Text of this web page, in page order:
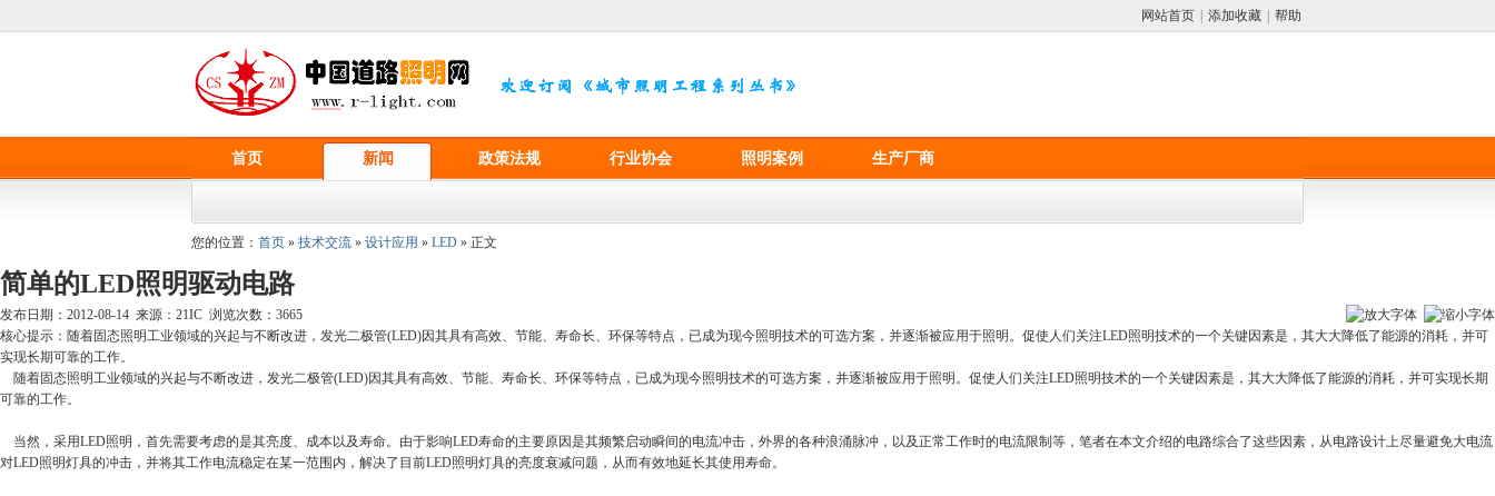
网站首页 添加收藏 帮助
首页 新闻 政策法规 行业协会 照明案例 生产厂商
您的位置： 首页 » 技术交流 » 设计应用 » LED » 正文
简单的LED照明驱动电路
发布日期：2012-08-14 来源：21IC 浏览次数： 3665
核心提示：随着固态照明工业领域的兴起与不断改进，发光二极管(LED)因其具有高效、节能、寿命长、环保等特点，已成为现今照明技术的可选方案，并逐渐被应用于照明。促使人们关注LED照明技术的一个关键因素是，其大大降低了能源的消耗，并可
实现长期可靠的工作。
随着固态照明工业领域的兴起与不断改进，发光二极管(LED)因其具有高效、节能、寿命长、环保等特点，已成为现今照明技术的可选方案，并逐渐被应用于照明。促使人们关注LED照明技术的一个关键因素是，其大大降低了能源的消耗，并可实现长期
可靠的工作。
当然，采用LED照明，首先需要考虑的是其亮度、成本以及寿命。由于影响LED寿命的主要原因是其频繁启动瞬间的电流冲击，外界的各种浪涌脉冲，以及正常工作时的电流限制等，笔者在本文介绍的电路综合了这些因素，从电路设计上尽量避免大电流
对LED照明灯具的冲击，并将其工作电流稳定在某一范围内，解决了目前LED照明灯具的亮度衰减问题，从而有效地延长其使用寿命。